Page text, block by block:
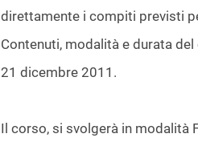
lavoro
–
D.Lgs
direttamente i compiti previsti
Contenuti, modalità e durata
21 dicembre 2011.
Il corso, si svolgerà in modalità